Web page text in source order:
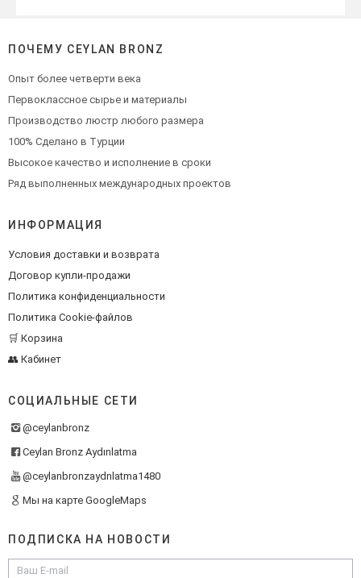
ПОЧЕМУ CEYLAN BRONZ
Опыт более четверти века
Первоклассное сырье и материалы
Производство люстр любого размера
100% Сделано в Турции
Высокое качество и исполнение в сроки
Ряд выполненных международных проектов
ИНФОРМАЦИЯ
Условия доставки и возврата
Договор купли-продажи
Политика конфиденциальности
Политика Cookie-файлов
🛒 Корзина
👥 Кабинет
СОЦИАЛЬНЫЕ СЕТИ
@ceylanbronz
Ceylan Bronz Aydınlatma
@ceylanbronzaydnlatma1480
Мы на карте GoogleMaps
ПОДПИСКА НА НОВОСТИ